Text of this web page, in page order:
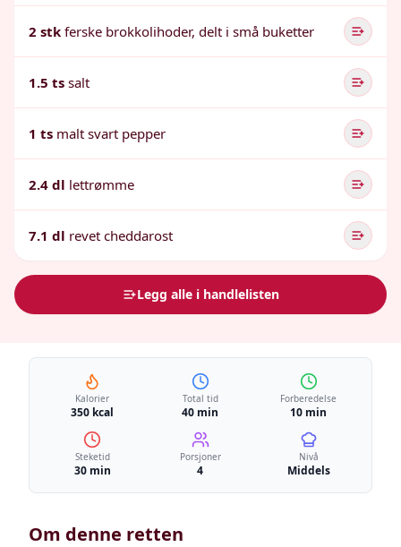
2 stk ferske brokkolihoder, delt i små buketter
1.5 ts salt
1 ts malt svart pepper
2.4 dl lettrømme
7.1 dl revet cheddarost
Legg alle i handlelisten
Kalorier
350 kcal
Total tid
40 min
Forberedelse
10 min
Steketid
30 min
Porsjoner
4
Nivå
Middels
Om denne retten